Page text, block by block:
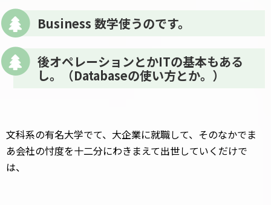
Business 数学使うのです。
後オペレーションとかITの基本もある
し。（Databaseの使い方とか。）
文科系の有名大学でて、大企業に就職して、そのなかでま
あ会社の忖度を十二分にわきまえて出世していくだけで
は、